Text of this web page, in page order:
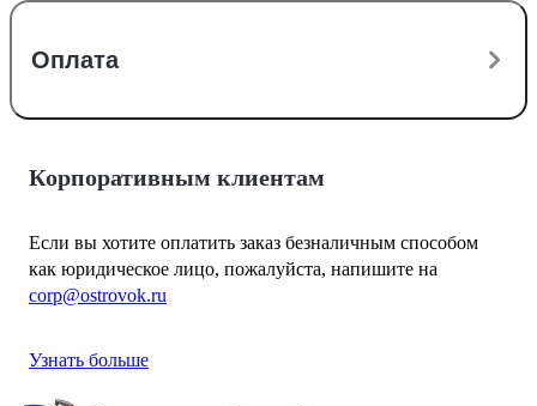
Оплата
Корпоративным клиентам
Если вы хотите оплатить заказ безналичным способом
как юридическое лицо, пожалуйста, напишите на
corp@ostrovok.ru
Узнать больше